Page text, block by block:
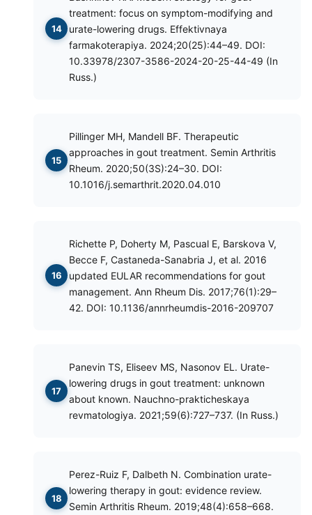
treatment: focus on symptom-modifying and
urate-lowering drugs. Effektivnaya
farmakoterapiya. 2024;20(25):44–49. DOI:
10.33978/2307-3586-2024-20-25-44-49 (In
Russ.)
Pillinger MH, Mandell BF. Therapeutic
approaches in gout treatment. Semin Arthritis
Rheum. 2020;50(3S):24–30. DOI:
10.1016/j.semarthrit.2020.04.010
Richette P, Doherty M, Pascual E, Barskova V,
Becce F, Castaneda-Sanabria J, et al. 2016
updated EULAR recommendations for gout
management. Ann Rheum Dis. 2017;76(1):29–
42. DOI: 10.1136/annrheumdis-2016-209707
Panevin TS, Eliseev MS, Nasonov EL. Urate-
lowering drugs in gout treatment: unknown
about known. Nauchno-prakticheskaya
revmatologiya. 2021;59(6):727–737. (In Russ.)
Perez-Ruiz F, Dalbeth N. Combination urate-
lowering therapy in gout: evidence review.
Semin Arthritis Rheum. 2019;48(4):658–668.